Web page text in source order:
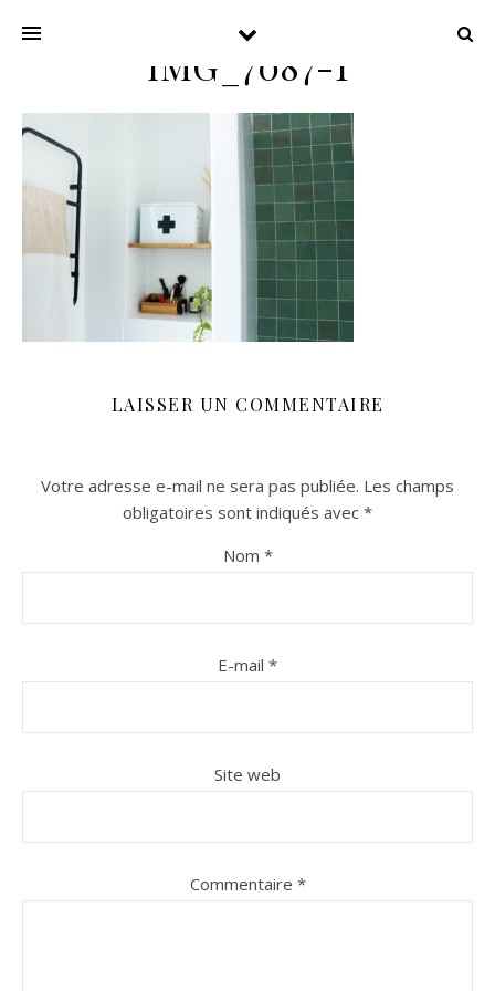
sur Instagram
IMG_7087-1
LAISSER UN COMMENTAIRE
Votre adresse e-mail ne sera pas publiée. Les champs
obligatoires sont indiqués avec *
Nom *
E-mail *
Site web
Commentaire *